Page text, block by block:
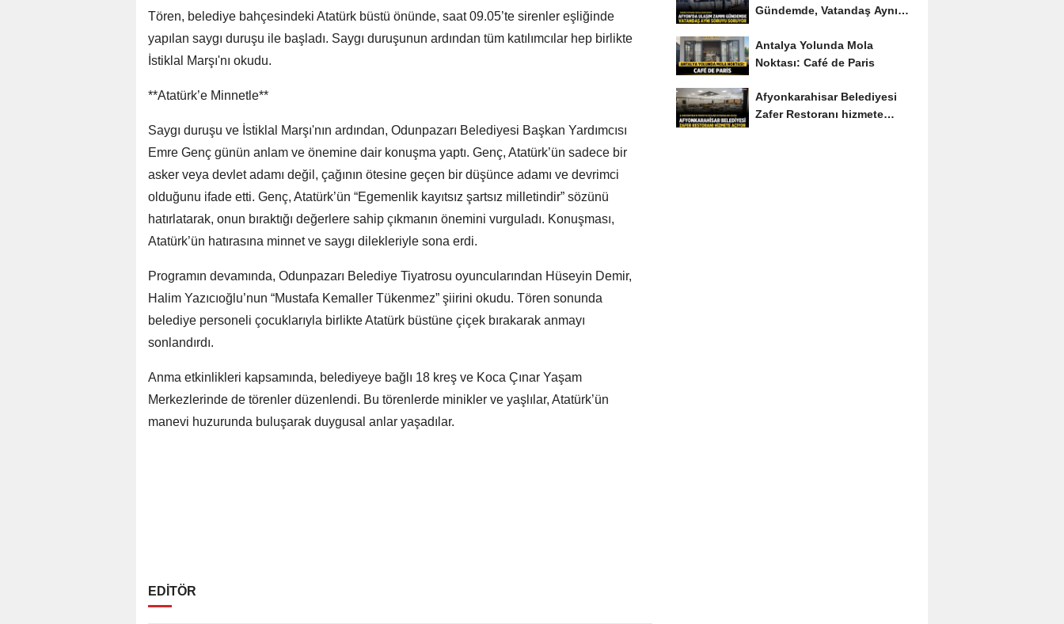
Tören, belediye bahçesindeki Atatürk büstü önünde, saat 09.05’te sirenler eşliğinde
yapılan saygı duruşu ile başladı. Saygı duruşunun ardından tüm katılımcılar hep birlikte
İstiklal Marşı'nı okudu.
**Atatürk’e Minnetle**
Saygı duruşu ve İstiklal Marşı'nın ardından, Odunpazarı Belediyesi Başkan Yardımcısı
Emre Genç günün anlam ve önemine dair konuşma yaptı. Genç, Atatürk’ün sadece bir
asker veya devlet adamı değil, çağının ötesine geçen bir düşünce adamı ve devrimci
olduğunu ifade etti. Genç, Atatürk’ün “Egemenlik kayıtsız şartsız milletindir” sözünü
hatırlatarak, onun bıraktığı değerlere sahip çıkmanın önemini vurguladı. Konuşması,
Atatürk’ün hatırasına minnet ve saygı dilekleriyle sona erdi.
Programın devamında, Odunpazarı Belediye Tiyatrosu oyuncularından Hüseyin Demir,
Halim Yazıcıoğlu’nun “Mustafa Kemaller Tükenmez” şiirini okudu. Tören sonunda
belediye personeli çocuklarıyla birlikte Atatürk büstüne çiçek bırakarak anmayı
sonlandırdı.
Anma etkinlikleri kapsamında, belediyeye bağlı 18 kreş ve Koca Çınar Yaşam
Merkezlerinde de törenler düzenlendi. Bu törenlerde minikler ve yaşlılar, Atatürk’ün
manevi huzurunda buluşarak duygusal anlar yaşadılar.
EDİTÖR
Gündemde, Vatandaş Aynı
Antalya Yolunda Mola
Noktası: Café de Paris
Afyonkarahisar Belediyesi
Zafer Restoranı hizmete